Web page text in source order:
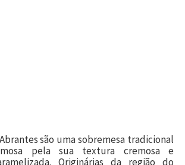
são uma sobremesa tradicional
pela sua textura cremosa e
Originárias da região do